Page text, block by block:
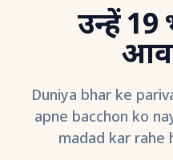
उन्हें
Duniya bhar ke
apne bacchon ko
madad kar rahe